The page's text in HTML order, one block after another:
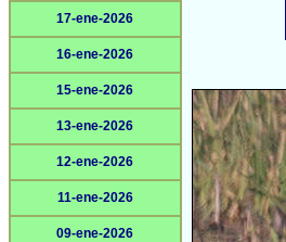
17-ene-2026
16-ene-2026
15-ene-2026
13-ene-2026
12-ene-2026
11-ene-2026
09-ene-2026